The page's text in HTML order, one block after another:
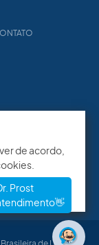
de Urologia
de acordo,